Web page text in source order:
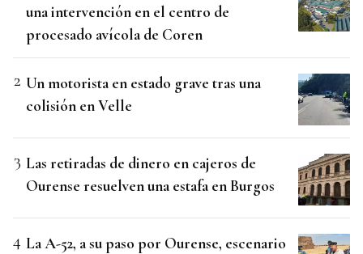
una intervención en el centro de
procesado avícola de Coren
Un motorista en estado grave tras una
colisión en Velle
Las retiradas de dinero en cajeros de
Ourense resuelven una estafa en Burgos
La A-52, a su paso por Ourense, escenario